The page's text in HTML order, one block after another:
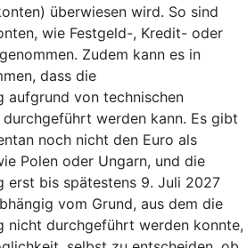
überwiesen wird. So sind
wie Festgeld-, Kredit- oder
Zudem kann es in
dass die
aufgrund von technischen
werden kann. Es gibt
noch nicht den Euro als
Polen oder Ungarn, und die
erst bis spätestens 9. Juli 2027
vom Grund, aus dem die
nicht durchgeführt werden konnte,